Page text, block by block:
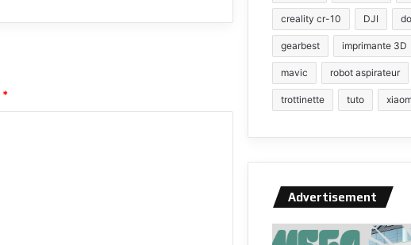
*
creality cr-10 DJI
gearbest imprimante 3D
mavic robot aspirateur
trottinette tuto
Advertisement